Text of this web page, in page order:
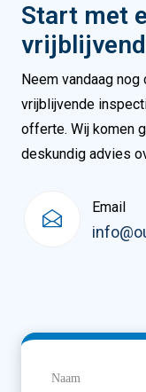
Start met
Neem vandaag
vrijblijvende
offerte. Wij komen
deskundig advies
Email